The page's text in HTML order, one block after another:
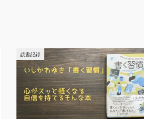
読書記録